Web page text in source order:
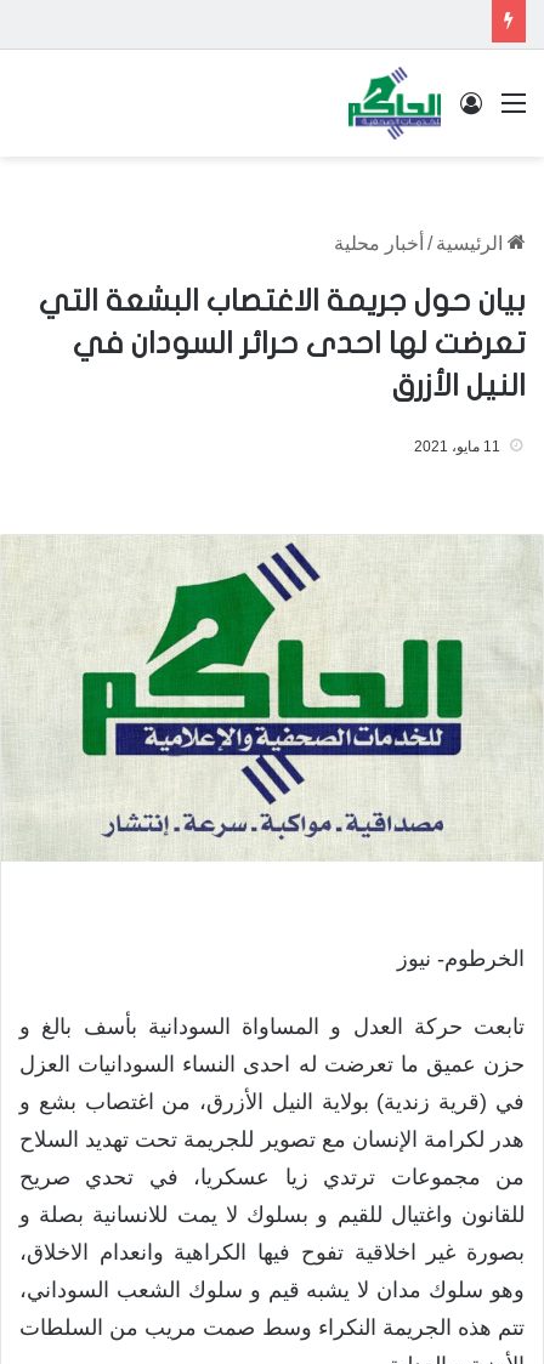
القائمة تسجيل الدخول
الرئيسية / أخبار محلية
بيان حول جريمة الاغتصاب البشعة التي
تعرضت لها احدى حرائر السودان في
النيل الأزرق
11 مايو، 2021
الخرطوم- نيوز
تابعت حركة العدل و المساواة السودانية بأسف بالغ و
حزن عميق ما تعرضت له احدى النساء السودانيات العزل
في (قرية زندية) بولاية النيل الأزرق، من اغتصاب بشع و
هدر لكرامة الإنسان مع تصوير للجريمة تحت تهديد السلاح
من مجموعات ترتدي زيا عسكريا، في تحدي صريح
للقانون واغتيال للقيم و بسلوك لا يمت للانسانية بصلة و
بصورة غير اخلاقية تفوح فيها الكراهية وانعدام الاخلاق،
وهو سلوك مدان لا يشبه قيم و سلوك الشعب السوداني،
تتم هذه الجريمة النكراء وسط صمت مريب من السلطات